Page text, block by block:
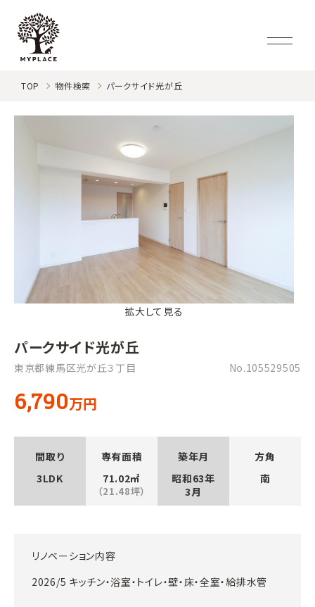
TOP 物件検索 パークサイド光が丘
拡大して見る
パークサイド光が丘
東京都練馬区光が丘３丁目 No.105529505
6,790万円
間取り
3LDK
専有面積
71.02㎡
（21.48坪）
築年月
昭和63年
3月
方角
南
リノベーション内容
2026/5 キッチン・浴室・トイレ・壁・床・全室・給排水管